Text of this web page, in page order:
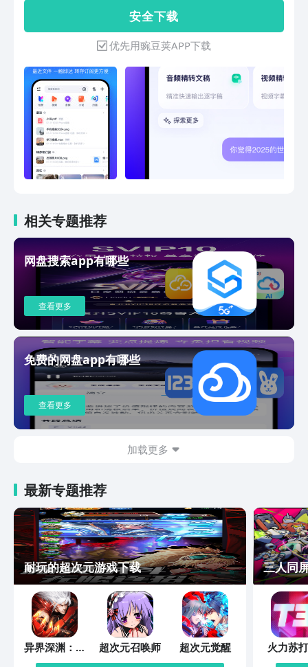
果您想备份文件数据，释放手机空间，分
享文件或是在线操作，选百度网盘就对
了！ 【超级省心的数据备份】 除照片、
文档、视频等常见格式外，还支持微信文
件、手机应用、手机短信、通话记录等数
据的备份，支持自动备份，省心又省力，
结合超大空间，彻底摆脱手机空间限制！
【超级好用的数据服务】 提供多种在线
服务，照片：智能分类、照片故事等；视
频：在线观看、倍速播放、高清画质等；
文档：在线编辑、格式转换、文字识别
权】 加入百度网盘超级会员，提供超大
空间、极速下载、在线解压等23项实用
特权，时间越久越尊贵，可享16T空间等
成长福利！ 百度网盘，让美好永远陪
伴。 如果你有任何建议或问题,欢迎评论
留言或直接联系我们： 邮箱: netdisk-
bugs@baidu.com 新浪官网微博：@百
度网盘 微信：@百度网盘服务号
安 全 下 载
优先用豌豆荚APP下载
相关专题推荐
网盘搜索app有哪些
查看更多
免费的网盘app有哪些
查看更多
加载更多
最新专题推荐
耐玩的超次元游戏下载
异界深渊：觉
醒
超次元召唤师
超次元觉醒
三人同
火力苏